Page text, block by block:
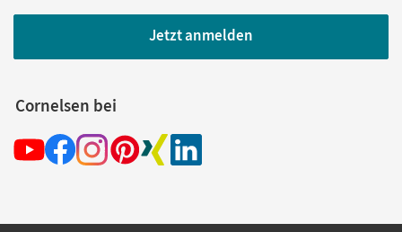
Jetzt anmelden
Cornelsen bei